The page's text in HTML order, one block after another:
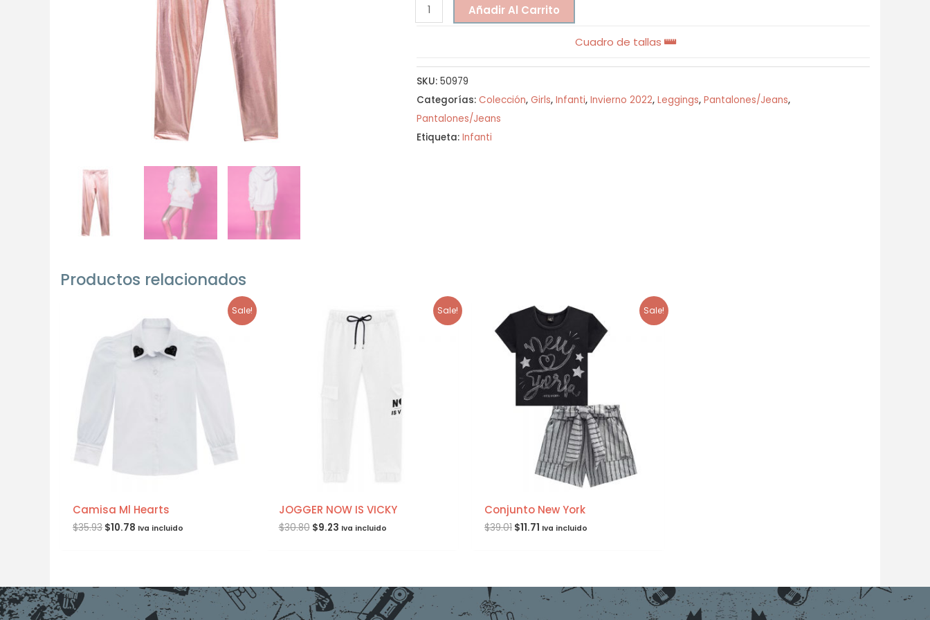
Añadir Al Carrito
Cuadro de tallas
SKU: 50979
Categorías: Colección, Girls, Infanti, Invierno 2022, Leggings, Pantalones/Jeans,
Pantalones/Jeans
Etiqueta: Infanti
Productos relacionados
Sale!
Camisa Ml Hearts
$35.93 $10.78 Iva incluido
Sale!
JOGGER NOW IS VICKY
$30.80 $9.23 Iva incluido
Sale!
Conjunto New York
$39.01 $11.71 Iva incluido